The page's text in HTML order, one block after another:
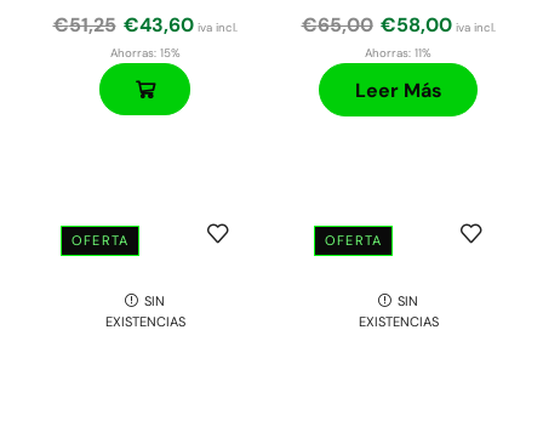
€51,25 €43,60 iva incl.
Ahorras:15%
€65,00 €58,00 iva incl.
Ahorras: 11%
Leer Más
OFERTA
SIN
EXISTENCIAS
OFERTA
SIN
EXISTENCIAS